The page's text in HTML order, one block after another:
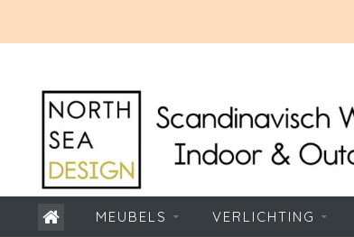
MEUBELS VERLICHTING